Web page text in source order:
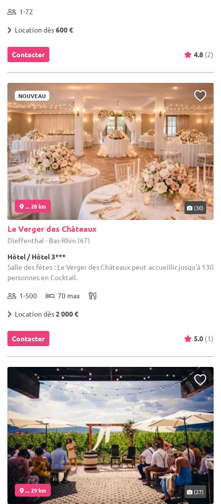
1-72
Location dès600 €
Contacter 4.8 (2)
NOUVEAU
... 28 km (30)
Le Verger des Châteaux
Dieffenthal - Bas-Rhin (67)
Hôtel / Hôtel 3***
Salle des fêtes : Le Verger des Châteaux peut accueillir jusqu'à 130
personnes en Cocktail.
1-500 70 max
Location dès2 000 €
Contacter 5.0 (1)
... 29 km (27)